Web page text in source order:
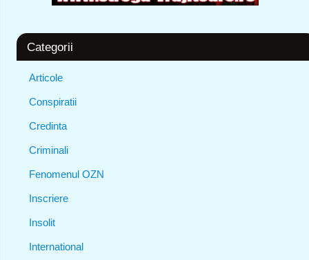
Categorii
Articole
Conspiratii
Credinta
Criminali
Fenomenul OZN
Inscriere
Insolit
International